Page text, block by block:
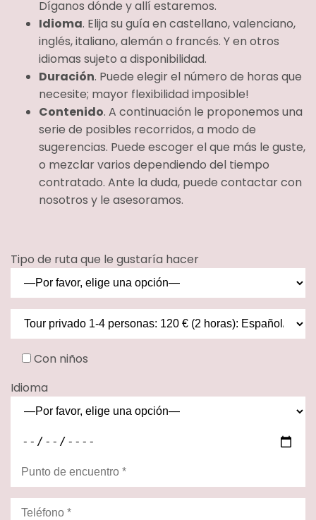
Díganos dónde y allí estaremos.
Idioma. Elija su guía en castellano, valenciano,
inglés, italiano, alemán o francés. Y en otros
idiomas sujeto a disponibilidad.
Duración. Puede elegir el número de horas que
necesite; mayor flexibilidad imposible!
Contenido. A continuación le proponemos una
serie de posibles recorridos, a modo de
sugerencias. Puede escoger el que más le guste,
o mezclar varios dependiendo del tiempo
contratado. Ante la duda, puede contactar con
nosotros y le asesoramos.
Tipo de ruta que le gustaría hacer
Con niños
Idioma